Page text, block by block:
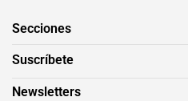
Secciones
Suscríbete
Newsletters